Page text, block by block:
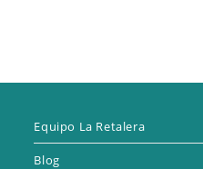
Equipo La Retalera
Blog